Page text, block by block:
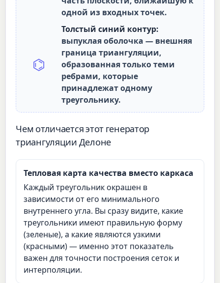
одной из входных точек.
⌬
Толстый синий контур:
выпуклая оболочка — внешняя
граница триангуляции,
образованная только теми
ребрами, которые
принадлежат одному
треугольнику.
Чем отличается этот генератор
триангуляции Делоне
Тепловая карта качества вместо каркаса
Каждый треугольник окрашен в
зависимости от его минимального
внутреннего угла. Вы сразу видите, какие
треугольники имеют правильную форму
(зеленые), а какие являются узкими
(красными) — именно этот показатель
важен для точности построения сеток и
интерполяции.